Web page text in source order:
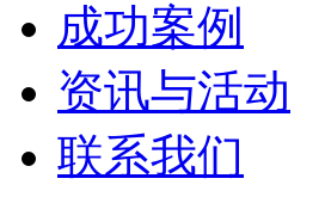
成功案例
资讯与活动
联系我们